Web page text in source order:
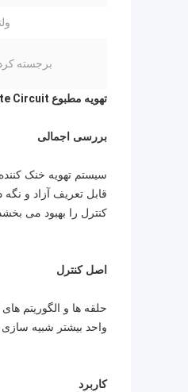
برجسته
تهویه مطبوع SLCC 100KW Precise Intermediate Circuit
بررسی اجمالی
قابل تعریف آزاد و
کنترل را بهبود می
اصل کنترل
حلقه ها و الگوریتم
واحد بیشتر شبیه سازی
کاربرد